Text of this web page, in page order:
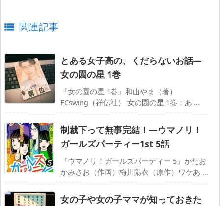
 関連記事
とある女子高の、くだらないお話―
女の園の星 1巻
『女の園の星 1巻』和山やま（著）
FCswing（祥伝社） 女の園の星 1巻：あ ...
制裁下って無事完結！―ウマノリ！
ガールズパーティー1st 5話
『ウマノリ！ガールズパーティー 5』かたお
かみさお（作画）梅川陽衣（原作）ワケあ ...
女の子や女の子ママが知っておきた